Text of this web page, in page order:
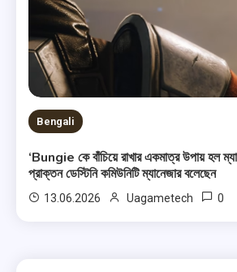
Bengali
‘Bungie কে বাঁচিয়ে রাখার একমাত্র উপায় হল
প্রাক্তন ডেস্টিনি কমিউনিটি ম্যানেজার বলেছেন
13.06.2026 Uagametech 0